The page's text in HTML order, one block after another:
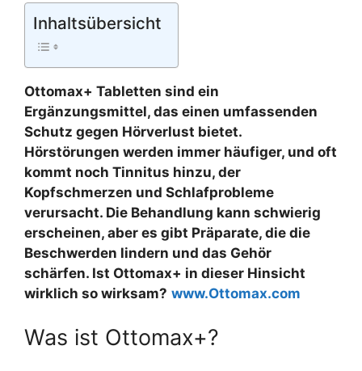
Inhaltsübersicht
Ottomax+ Tabletten sind ein
Ergänzungsmittel, das einen umfassenden
Schutz gegen Hörverlust bietet.
Hörstörungen werden immer häufiger, und oft
kommt noch Tinnitus hinzu, der
Kopfschmerzen und Schlafprobleme
verursacht. Die Behandlung kann schwierig
erscheinen, aber es gibt Präparate, die die
Beschwerden lindern und das Gehör
schärfen. Ist Ottomax+ in dieser Hinsicht
wirklich so wirksam? www.Ottomax.com
Was ist Ottomax+?